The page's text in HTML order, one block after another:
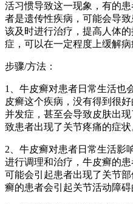
活习惯导致这一现象，有的
者是遗传性疾病，可能会导
该及时进行治疗，提高人体
症，可以在一定程度上缓解病
步骤/方法：
1、牛皮癣对患者日常生活也
皮癣这个疾病，没有得到很
并发症，甚至会导致皮肤出
致患者出现了关节疼痛的症状
2、牛皮癣对患者日常生活影
进行调理和治疗，牛皮癣的
可能会引起患者出现了关节
癣的患者会引起关节活动障碍